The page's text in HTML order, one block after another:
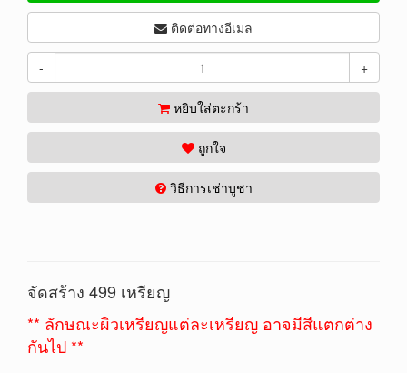
ติดต่อทางอีเมล
- +
หยิบใส่ตะกร้า
ถูกใจ
วิธีการเช่าบูชา
จัดสร้าง 499 เหรียญ
** ลักษณะผิวเหรียญแต่ละเหรียญ อาจมีสีแตกต่าง
กันไป **